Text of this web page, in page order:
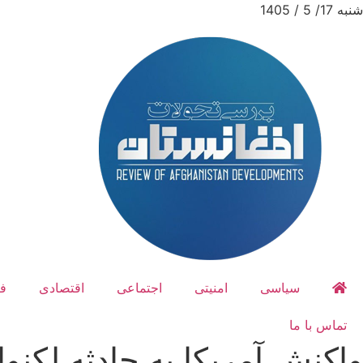
شنبه 17/ 5 / 1405
سیاسی امنیتی اجتماعی اقتصادی
تماس با ما